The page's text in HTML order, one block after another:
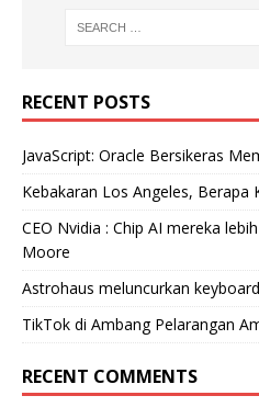
RECENT POSTS
JavaScript: Oracle Bersikeras
Kebakaran Los Angeles, Berapa
CEO Nvidia : Chip AI mereka
Moore
Astrohaus meluncurkan
TikTok di Ambang Pelarangan
RECENT COMMENTS